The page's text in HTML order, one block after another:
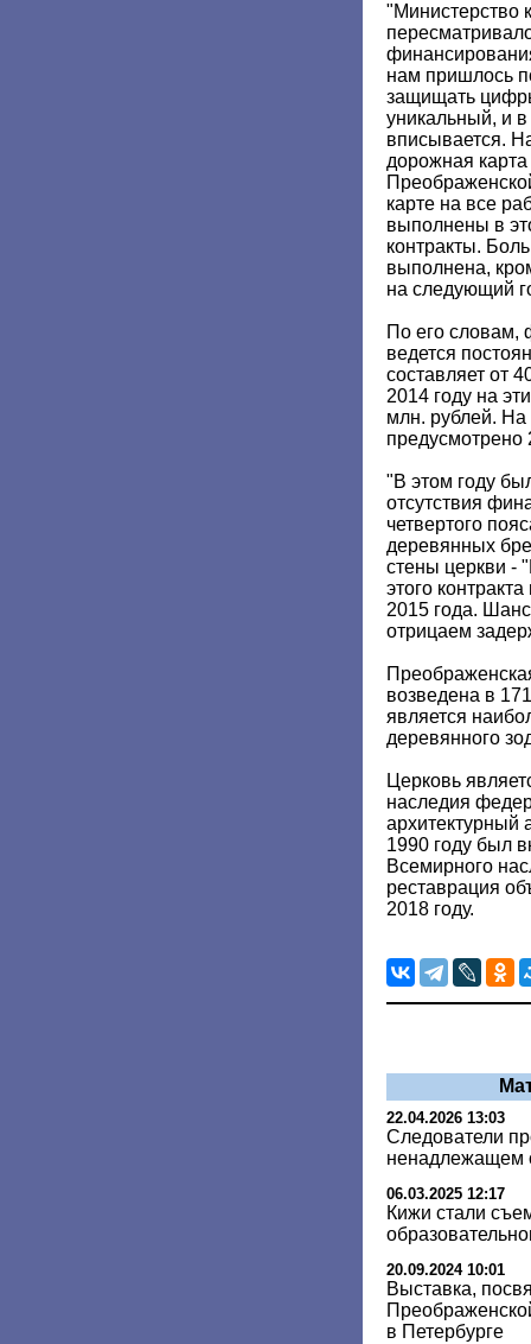
"Министерство
нам пришлось
защищать
уникальный, и
вписывается.
дорожная
карте на все
выполнены в
контракты.
выполнена,
на следующий
По его словам,
ведется
составляет от
2014 году на
млн. рублей. На
предусмотрено
"В этом году
отсутствия
четвертого
деревянных
стены церкви -
этого
2015 года.
отрицаем
возведена в
является
деревянного
Церковь
наследия
архитектурный
1990 году был
Всемирного
реставрация
2018 году.
22.04.2026 13:03
Следователи
ненадлежащем
06.03.2025 12:17
Кижи стали
20.09.2024 10:01
Выставка,
в Петербурге